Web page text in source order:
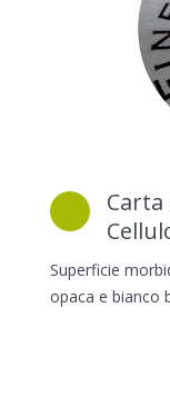
Superficie
opaca e bianco